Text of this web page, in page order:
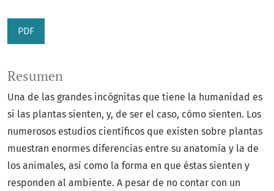
PDF
Resumen
Una de las grandes incógnitas que tiene la humanidad es
si las plantas sienten, y, de ser el caso, cómo sienten. Los
numerosos estudios científicos que existen sobre plantas
muestran enormes diferencias entre su anatomía y la de
los animales, así como la forma en que éstas sienten y
responden al ambiente. A pesar de no contar con un